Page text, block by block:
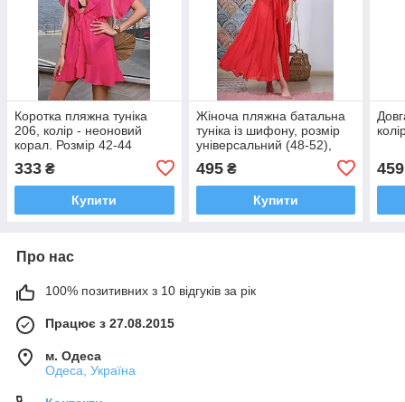
Коротка пляжна туніка
206, колір - неоновий
корал. Розмір 42-44
333 ₴
Купити
Жіноча пляжна батальна
туніка із шифону, розмір
універсальний (48-52),
495₴
Купити
459
Про нас
100% позитивних з 10 відгуків за рік
Працює з 27.08.2015
м. Одеса
Одеса, Україна